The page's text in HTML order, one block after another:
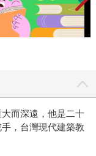
德建築行》等九本
其中的六本在大陸
多，不得不割捨，
主題且符合一本書
中長達兩萬餘言的
於二十世紀末對台
建築與文化近思
印行，該書流通
而深遠，他是二十
，台灣現代建築教